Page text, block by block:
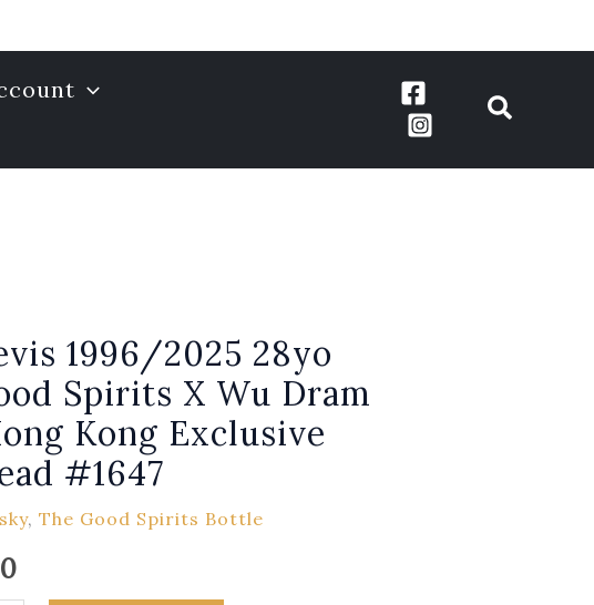
1996/2025 28yo
Spirits X Wu Dram
Kong Exclusive
#1647
,The Good Spirits Bottle